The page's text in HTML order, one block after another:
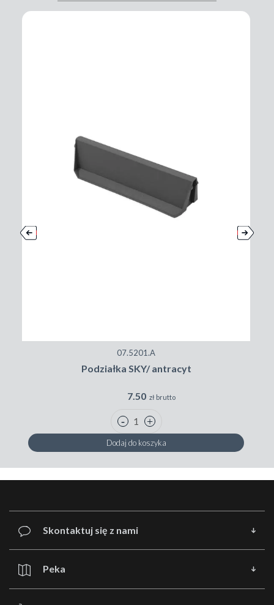
07.5201.A
Podziałka SKY/ antracyt
7.50 zł brutto
Dodaj do koszyka
Skontaktuj się z nami
Peka